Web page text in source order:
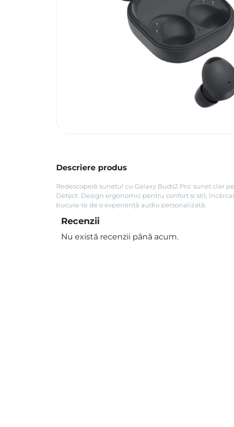
Descriere produs
Redescoperă sunetul cu Galaxy Buds2 Pro: sunet
Detect. Design ergonomic pentru confort și stil,
bucura-te de o experiență audio personalizată.
Recenzii
Nu există recenzii până acum.